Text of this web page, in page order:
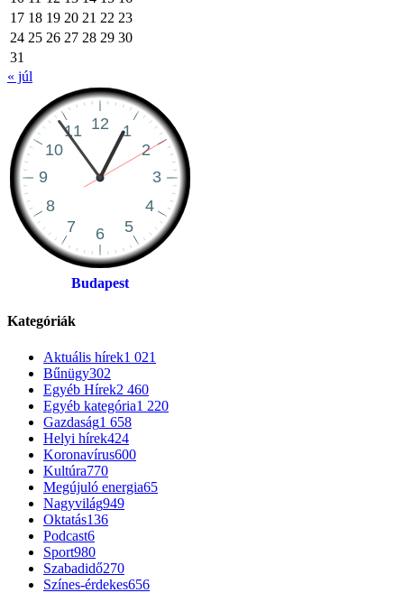
17 18 19 20 21 22 23
24 25 26 27 28 29 30
31
« júl
Budapest
Kategóriák
Aktuális hírek1 021
Bűnügy302
Egyéb Hírek2 460
Egyéb kategória1 220
Gazdaság1 658
Helyi hírek424
Koronavírus600
Kultúra770
Megújuló energia65
Nagyvilág949
Oktatás136
Podcast6
Sport980
Szabadidő270
Színes-érdekes656